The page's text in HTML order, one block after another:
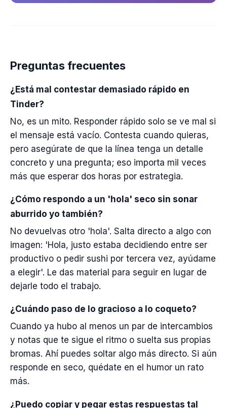
Preguntas frecuentes
¿Está mal contestar demasiado rápido en
Tinder?
No, es un mito. Responder rápido solo se ve mal si
el mensaje está vacío. Contesta cuando quieras,
pero asegúrate de que la línea tenga un detalle
concreto y una pregunta; eso importa mil veces
más que esperar dos horas por estrategia.
¿Cómo respondo a un 'hola' seco sin sonar
aburrido yo también?
No devuelvas otro 'hola'. Salta directo a algo con
imagen: 'Hola, justo estaba decidiendo entre ser
productivo o pedir sushi por tercera vez, ayúdame
a elegir'. Le das material para seguir en lugar de
dejarle todo el trabajo.
¿Cuándo paso de lo gracioso a lo coqueto?
Cuando ya hubo al menos un par de intercambios
y notas que te sigue el ritmo o suelta sus propias
bromas. Ahí puedes soltar algo más directo. Si aún
responde en seco, quédate en el humor un rato
más.
¿Puedo copiar y pegar estas respuestas tal